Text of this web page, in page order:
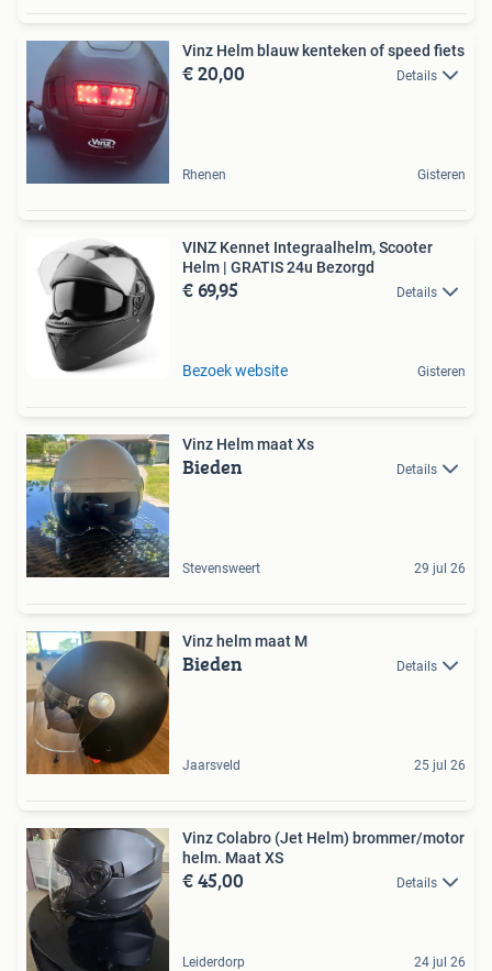
Vinz Helm blauw kenteken of speed fiets
€ 20,00 Details
Rhenen Gisteren
VINZ Kennet Integraalhelm, Scooter
Helm | GRATIS 24u Bezorgd
€ 69,95 Details
Bezoek website Gisteren
Vinz Helm maat Xs
Bieden Details
Stevensweert 29 jul 26
Vinz helm maat M
Bieden Details
Jaarsveld 25 jul 26
Vinz Colabro (Jet Helm) brommer/motor
helm. Maat XS
€ 45,00 Details
Leiderdorp 24 jul 26